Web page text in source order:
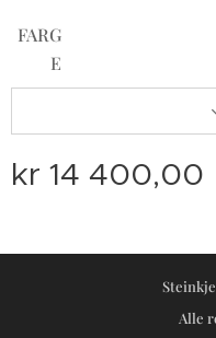
FARG
E
kr 14 400,00
Alle